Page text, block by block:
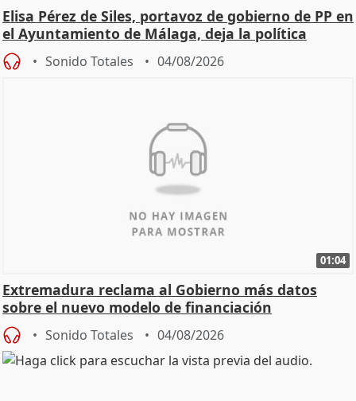
Elisa Pérez de Siles, portavoz de gobierno de PP en
el Ayuntamiento de Málaga, deja la política
Sonido Totales 04/08/2026
01:04
Extremadura reclama al Gobierno más datos
sobre el nuevo modelo de financiación
Sonido Totales 04/08/2026